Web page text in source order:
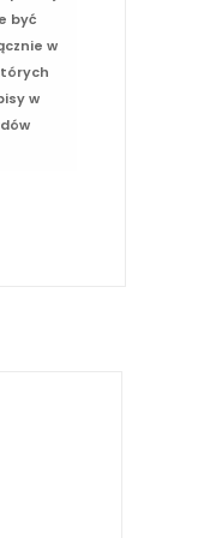
być
w
w